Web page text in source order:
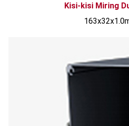
Kisi-kisi Miring